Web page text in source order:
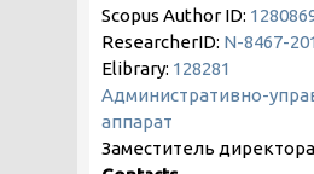
Scopus Author ID:
ResearcherID: N-8467-
Elibrary: 128281
Административно-
аппарат
Заместитель директора